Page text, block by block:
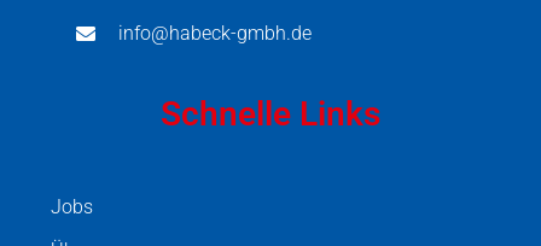
info@habeck-gmbh.de
Schnelle Links
Jobs